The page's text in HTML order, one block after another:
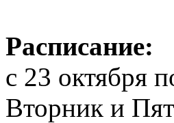
Расписание:
с 23 октября
Вторник и